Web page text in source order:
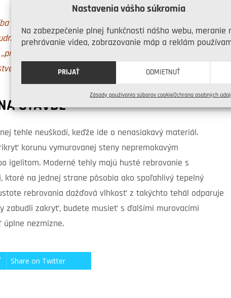
Nastavenia vášho súkromia
Na zabezpečenie plnej funkčnosti nášho webu, meranie
prehrávanie videa, zobrazovanie máp a reklám
PRIJAŤ ODMIETNUŤ
Zásady používania súborov cookieOchrana osobných
dennými teplotami, počas ktorých prebiehajú práce
berte do úvahy aj nočné teploty, počas ktorých
– platí to najmä v prípade zakladacej malty,
a teda aj pomalšie zasychá.
STAVBE
tehle neuškodí, keďže ide o nenasiakavý materiál.
korunu vymurovanej steny nepremokavým
igelitom. Moderné tehly majú husté rebrovanie s
ktoré na jednej strane pôsobia ako spoľahlivý tepelný
rebrovania dažďová vlhkosť z takýchto tehál odparuje
zabudli zakryť, budete musieť s ďalšími murovacími
nezmizne.
Share on Twitter